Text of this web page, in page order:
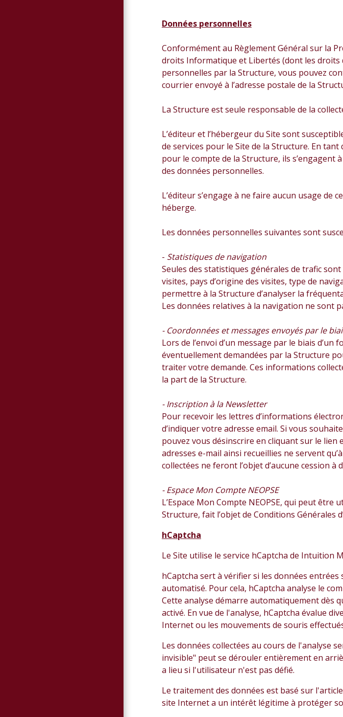
Données personnelles
Conformément au Règlement Général sur la
droits Informatique et Libertés (dont les droits
personnelles par la Structure, vous pouvez
courrier envoyé à l’adresse postale de la
La Structure est seule responsable de la
L’éditeur et l’hébergeur du Site sont
de services pour le Site de la Structure. En
pour le compte de la Structure, ils
des données personnelles.
L’éditeur s’engage à ne faire aucun usage de
héberge.
Les données personnelles suivantes sont
- Statistiques de navigation
Seules des statistiques générales de trafic
visites, pays d’origine des visites, type de
permettre à la Structure d’analyser la
Les données relatives à la navigation ne sont
- Coordonnées et messages envoyés par le
Lors de l’envoi d’un message par le biais
éventuellement demandées par la Structure
traiter votre demande. Ces informations
la part de la Structure.
- Inscription à la Newsletter
Pour recevoir les lettres d’informations
d’indiquer votre adresse email. Si vous
pouvez vous désinscrire en cliquant sur le lien
adresses e-mail ainsi recueillies ne servent
collectées ne feront l’objet d’aucune cession
- Espace Mon Compte NEOPSE
L’Espace Mon Compte NEOPSE, qui peut
Structure, fait l’objet de Conditions Générales
hCaptcha
Le Site utilise le service hCaptcha de Intuition
hCaptcha sert à vérifier si les données
automatisé. Pour cela, hCaptcha analyse le
Cette analyse démarre automatiquement dès
activé. En vue de l'analyse, hCaptcha évalue
Internet ou les mouvements de souris
Les données collectées au cours de l'analyse
invisible" peut se dérouler entièrement en
a lieu si l'utilisateur n'est pas défié.
Le traitement des données est basé sur
site Internet a un intérêt légitime à protéger